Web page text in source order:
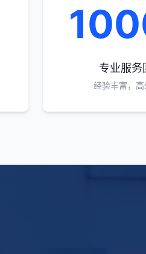
专业服务
经验丰富，高